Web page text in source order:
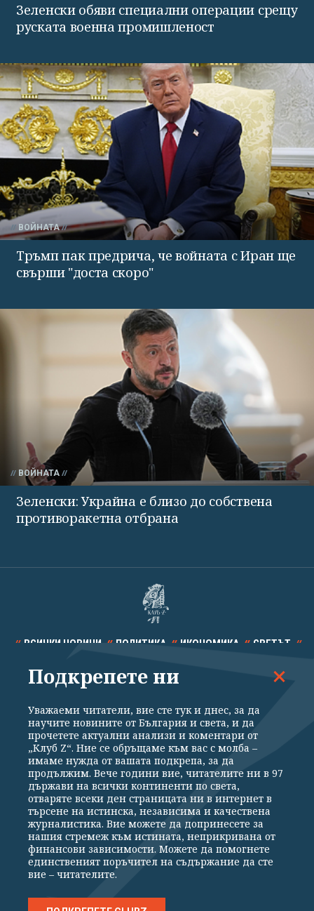
Зеленски обяви специални операции срещу
руската военна промишленост
ВОЙНАТА
Тръмп пак предрича, че войната с Иран ще
свърши "доста скоро"
ВОЙНАТА
Зеленски: Украйна е близо до собствена
противоракетна отбрана
ВСИЧКИ НОВИНИ ПОЛИТИКА ИКОНОМИКА СВЕТЪТ
СПОРТ КУЛТУРА ТЕХНОЛОГИИ КАЛЕЙДОСКОП
Общи условия
Политика за поверителност
Реклама
Партньори Контакти
За Клуб Z
Екип
Подкрепете ни
Издател на www.clubz.bg е „Клуб Зебра Медия“ ЕООД, София, ул. "Алеко
Константинов" 3. Всички права запазени 2026 „Клуб Зебра Медия“
Препечатването на материали, снимки и видео от www.clubz.bg без
разрешение ще бъде преследвано по съдебен път, съгласно
Подкрепете ни
Уважаеми читатели, вие сте тук и днес, за да
научите новините от България и света, и да
прочетете актуални анализи и коментари от
„Клуб Z“. Ние се обръщаме към вас с молба –
имаме нужда от вашата подкрепа, за да
продължим. Вече години вие, читателите ни в 97
държави на всички континенти по света,
отваряте всеки ден страницата ни в интернет в
търсене на истинска, независима и качествена
журналистика. Вие можете да допринесете за
нашия стремеж към истината, неприкривана от
финансови зависимости. Можете да помогнете
единственият поръчител на съдържание да сте
вие – читателите.